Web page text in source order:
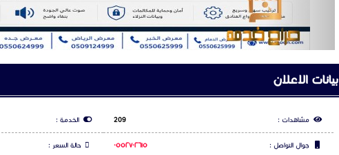
✔️ دعم لحسابين SIP وخطين لإدارة مرنة للمكالمات
✔️ إدارة فعالة عبر GDMS لتسهيل إدارة الهاتف
✔️ مكبر صوت عالي الدقة لتمتع بصوت نقي وواضح أثناء المكالمات
بيانات الاعلان
مشاهدات : 209 الخدمة :
جوال التواصل : ٠٥٥٢٧٠٢٦١٥ حالة السعر :